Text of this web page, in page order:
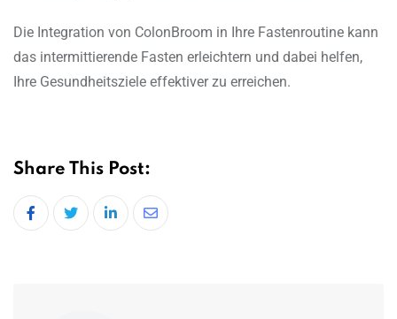
Die Integration von ColonBroom in Ihre Fastenroutine kann
das intermittierende Fasten erleichtern und dabei helfen,
Ihre Gesundheitsziele effektiver zu erreichen.
Share This Post:
LinkedInShare